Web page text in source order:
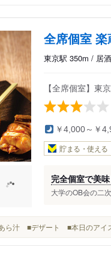
全席個室
東京駅 350m / 居
【全席個室】東
￥4,000～￥
貯まる・使える
完全個室で美
大学のOB会の二
ら汁 ■デザート ■本日のアイ